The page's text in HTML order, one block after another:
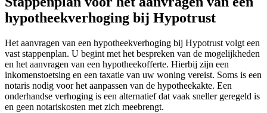
hypotheekverhoging bij Hypotrust
Het aanvragen van een hypotheekverhoging bij Hypotrust volgt een
vast stappenplan. U begint met het bespreken van de mogelijkheden
en het aanvragen van een hypotheekofferte. Hierbij zijn een
inkomenstoetsing en een taxatie van uw woning vereist. Soms is een
notaris nodig voor het aanpassen van de hypotheekakte. Een
onderhandse verhoging is een alternatief dat vaak sneller geregeld is
en geen notariskosten met zich meebrengt.